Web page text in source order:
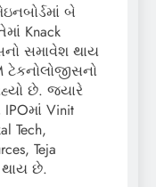
બે
Knack
સમાવેશ થાય
છે. જ્યારે
Vinit
Tech,
Teja
થાય છે.